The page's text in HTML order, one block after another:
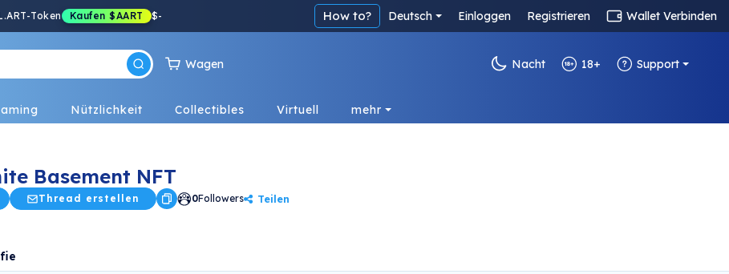
Token Kaufen $AART $- How to? Deutsch Einloggen Registrieren Wallet Verbinden
Wagen Nacht 18+ Support
Nützlichkeit Collectibles Virtuell mehr
Basement NFT
Thread erstellen 0Followers Teilen